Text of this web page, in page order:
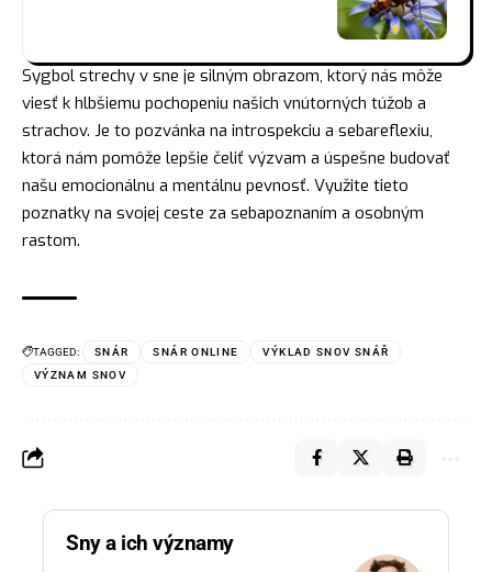
Sygbol strechy v sne je silným obrazom, ktorý nás môže
viesť k hlbšiemu pochopeniu našich vnútorných túžob a
strachov. Je to pozvánka na introspekciu a sebareflexiu,
ktorá nám pomôže lepšie čeliť výzvam a úspešne budovať
našu emocionálnu a mentálnu pevnosť. Využite tieto
poznatky na svojej ceste za sebapoznaním a osobným
rastom.
TAGGED: SNÁR SNÁR ONLINE
VÝKLAD SNOV SNÁŘ
VÝZNAM SNOV
Sny a ich významy